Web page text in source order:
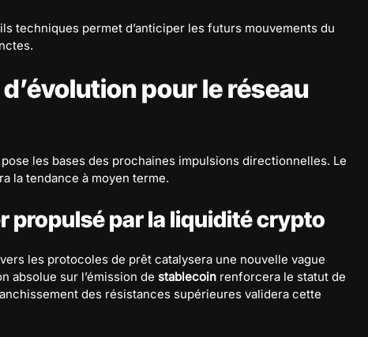
techniques permet d’anticiper les futurs mouvements du
pour le réseau
les bases des prochaines impulsions directionnelles. Le
la tendance à moyen terme.
propulsé par la liquidité crypto
les protocoles de prêt catalysera une nouvelle vague
absolue sur l’émission de stablecoin renforcera le statut de
des résistances supérieures validera cette